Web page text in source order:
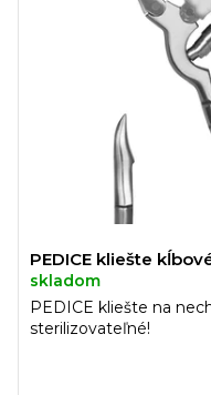
PEDICE kliešte
skladom
PEDICE kliešte na
sterilizovateľné!